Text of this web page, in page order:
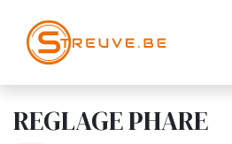
REGLAGE PHARE